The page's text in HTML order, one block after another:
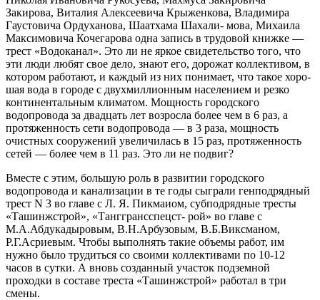
Закирова, Виталия Алексеевича Крыженкова, Владимира
Гаустовича Ордуханова, Шаатхама Шахали- мова, Михаила
Максимовича Кочегарова одна запись в трудовой книжке —
трест «Водоканал». Это ли не яркое свидетельство того, что
эти люди любят свое дело, знают его, дорожат коллективом, в
котором ра­ботают, и каждый из них понимает, что такое хоро­
шая вода в городе с двухмиллионным населением и резко
континентальным климатом. Мощность город­ского
водопровода за двадцать лет возросла более чем в 6 раз, а
протяженность сети водопровода — в 3 раза, мощность
очистных сооружений увеличилась в 15 раз, протяженность
сетей — более чем в 11 раз. Это ли не подвиг?
Вместе с этим, большую роль в развитии городско­го
водопровода и канализации в те годы сыграли ген­подрядный
трест N 3 во главе с Л. Я. Пикмаиом, суб­подрядные тресты
«Ташинжстрой», «Танггрансспецст- рой» во главе с
М.А.Абдукадыровым, В.Н.Арбузовым, В.Б.Виксманом,
Р.Г.Асриевым. Чтобы выполнять такие объемы работ, им
нужно было трудиться со своими коллективами по 10-12
часов в сутки. А вновь созданный участок подземной
проходки в составе треста «Ташинжстрой» работал в три
смены.